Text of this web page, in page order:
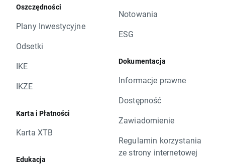
Oszczędności
Plany Inwestycyjne
Odsetki
IKE
IKZE
Karta i Płatności
Karta XTB
Edukacja
Notowania
ESG
Dokumentacja
Informacje prawne
Dostępność
Zawiadomienie
Regulamin korzystania
ze strony internetowej